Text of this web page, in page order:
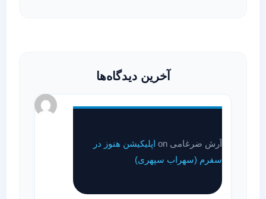
آخرین دیدگاه‌ها
آرش ضرغامی on
اپلیکیشن هنوز در
سفرم (سهراب سپهری)